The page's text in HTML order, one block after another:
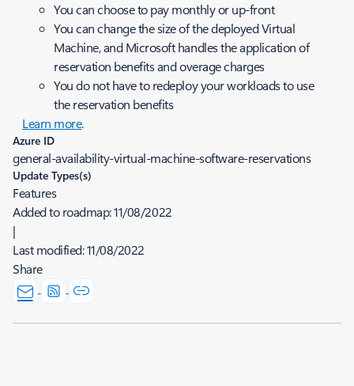
You can choose to pay monthly or up-front​
You can change the size of the deployed Virtual
Machine, and Microsoft handles the application of
reservation benefits and overage charges​
You do not have to redeploy your workloads to use
the reservation benefits
Learn more.
Azure ID
general-availability-virtual-machine-software-reservations
Update Types(s)
Features
Added to roadmap:11/08/2022
|
Last modified:11/08/2022
Share